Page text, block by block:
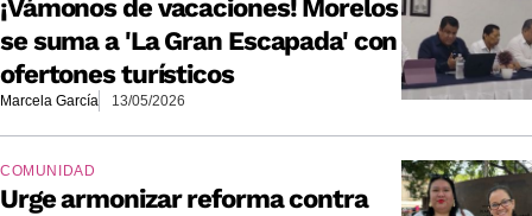
¡Vámonos de vacaciones! Morelos
se suma a 'La Gran Escapada' con
ofertones turísticos
Marcela García 13/05/2026
COMUNIDAD
Urge armonizar reforma contra